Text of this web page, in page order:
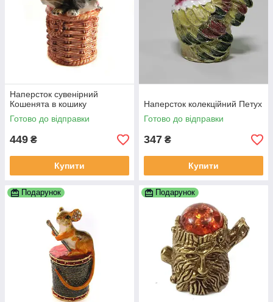
Наперсток сувенірний
Кошенята в кошику
Готово до відправки
449 ₴
Купити
Наперсток колекційний Петух
Готово до відправки
347 ₴
Купити
Подарунок Подарунок